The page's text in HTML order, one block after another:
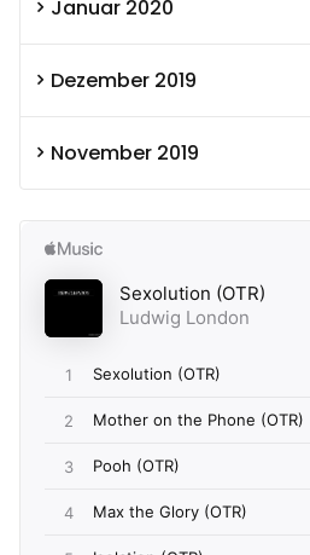
Januar 2020
Dezember 2019
November 2019